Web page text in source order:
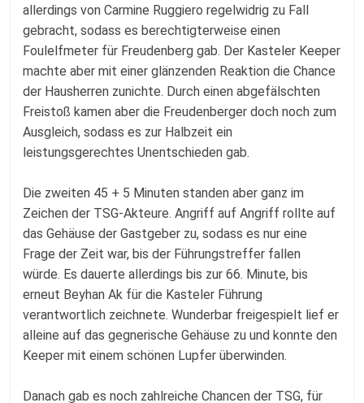
allerdings von Carmine Ruggiero regelwidrig zu Fall
gebracht, sodass es berechtigterweise einen
Foulelfmeter für Freudenberg gab. Der Kasteler Keeper
machte aber mit einer glänzenden Reaktion die Chance
der Hausherren zunichte. Durch einen abgefälschten
Freistoß kamen aber die Freudenberger doch noch zum
Ausgleich, sodass es zur Halbzeit ein
leistungsgerechtes Unentschieden gab.
Die zweiten 45 + 5 Minuten standen aber ganz im
Zeichen der TSG-Akteure. Angriff auf Angriff rollte auf
das Gehäuse der Gastgeber zu, sodass es nur eine
Frage der Zeit war, bis der Führungstreffer fallen
würde. Es dauerte allerdings bis zur 66. Minute, bis
erneut Beyhan Ak für die Kasteler Führung
verantwortlich zeichnete. Wunderbar freigespielt lief er
alleine auf das gegnerische Gehäuse zu und konnte den
Keeper mit einem schönen Lupfer überwinden.
Danach gab es noch zahlreiche Chancen der TSG, für